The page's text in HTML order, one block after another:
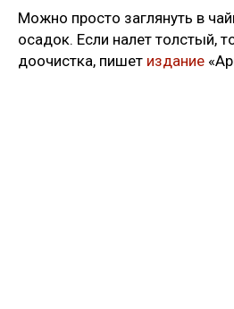
Можно просто заглянуть в
осадок. Если налет толстый,
доочистка, пишет издание